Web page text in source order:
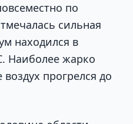
по
сильная
находился в
Наиболее жарко
прогрелся до